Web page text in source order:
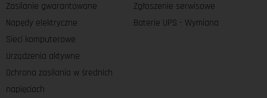
Zasilanie gwarantowane
Napędy elektryczne
Sieci komputerowe
Urządzenia aktywne
Ochrona zasilania w średnich
napięciach
Zgłoszenie serwisowe
Baterie UPS - Wymiana